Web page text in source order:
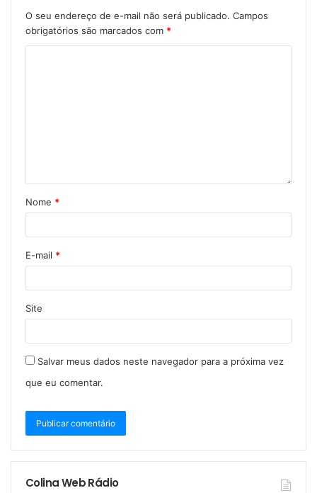
O seu endereço de e-mail não será publicado. Campos
obrigatórios são marcados com *
Nome *
E-mail *
Site
Salvar meus dados neste navegador para a próxima vez
que eu comentar.
Colina Web Rádio